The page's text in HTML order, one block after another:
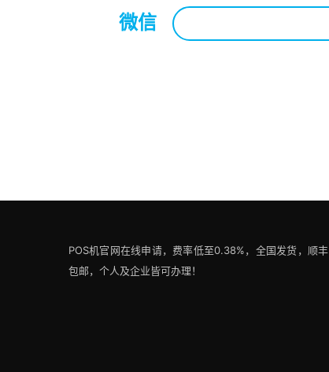
微信
POS机官网在线申请，费率低至0.38%，全国发货，顺丰
包邮，个人及企业皆可办理！